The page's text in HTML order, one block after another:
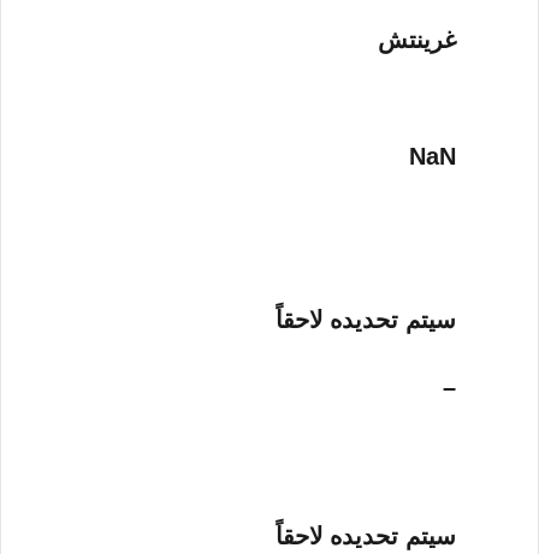
غرينتش
NaN
سيتم تحديده لاحقاً
–
سيتم تحديده لاحقاً